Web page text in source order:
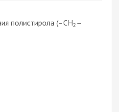
полистирола (–СН2 –